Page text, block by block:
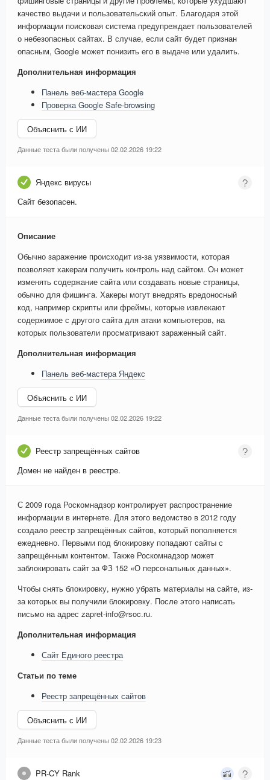
качество выдачи и пользовательский опыт. Благодаря этой
информации поисковая система предупреждает пользователей
о небезопасных сайтах. В случае, если сайт будет признан
опасным, Google может понизить его в выдаче или удалить.
Дополнительная информация
Панель веб-мастера Google
Проверка Google Safe-browsing
Объяснить с ИИ
Данные теста были получены 02.02.2026 19:22
Яндекс вирусы
Сайт безопасен.
Описание
Обычно заражение происходит из-за уязвимости, которая
позволяет хакерам получить контроль над сайтом. Он может
изменять содержание сайта или создавать новые страницы,
обычно для фишинга. Хакеры могут внедрять вредоносный
код, например скрипты или фреймы, которые извлекают
содержимое с другого сайта для атаки компьютеров, на
которых пользователи просматривают зараженный сайт.
Дополнительная информация
Панель веб-мастера Яндекс
Объяснить с ИИ
Данные теста были получены 02.02.2026 19:22
Реестр запрещённых сайтов
Домен не найден в реестре.
С 2009 года Роскомнадзор контролирует распространение
информации в интернете. Для этого ведомство в 2012 году
создало реестр запрещённых сайтов, который пополняется
ежедневно. Первыми под блокировку попадают сайты с
запрещённым контентом. Также Роскомнадзор может
заблокировать сайт за ФЗ 152 «О персональных данных».
Чтобы снять блокировку, нужно убрать материалы на сайте, из-
за которых вы получили блокировку. После этого написать
письмо на адрес zapret-info@rsoc.ru.
Дополнительная информация
Сайт Единого реестра
Статьи по теме
Реестр запрещённых сайтов
Объяснить с ИИ
Данные теста были получены 02.02.2026 19:23
PR-CY Rank